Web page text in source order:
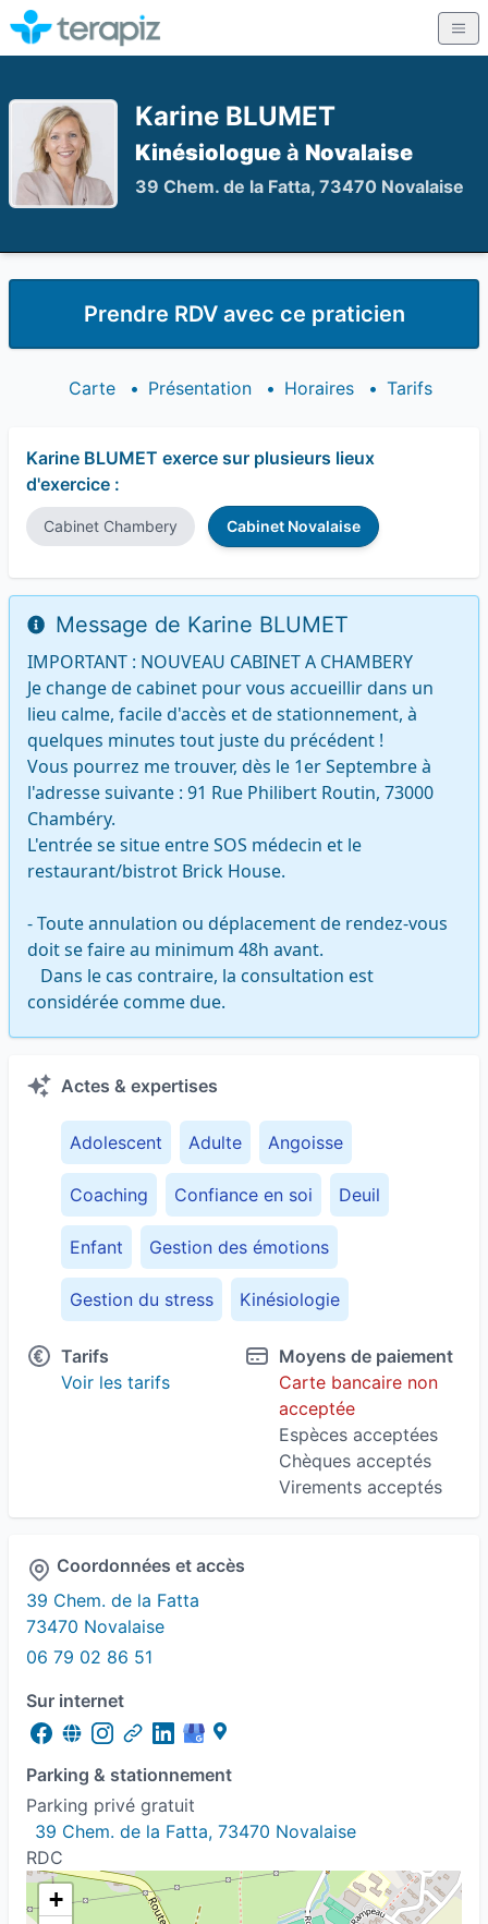
Karine BLUMET
Kinésiologue à Novalaise
39 Chem. de la Fatta, 73470 Novalaise
Prendre RDV avec ce praticien
Carte • Présentation • Horaires • Tarifs
Karine BLUMET exerce sur plusieurs lieux
d'exercice :
Cabinet Chambery Cabinet Novalaise
Message de Karine BLUMET
IMPORTANT : NOUVEAU CABINET A CHAMBERY
Je change de cabinet pour vous accueillir dans un
lieu calme, facile d'accès et de stationnement, à
quelques minutes tout juste du précédent !
Vous pourrez me trouver, dès le 1er Septembre à
l'adresse suivante : 91 Rue Philibert Routin, 73000
Chambéry.
L'entrée se situe entre SOS médecin et le
restaurant/bistrot Brick House.
- Toute annulation ou déplacement de rendez-vous
doit se faire au minimum 48h avant.
considérée comme due.
Actes & expertises
Adolescent Adulte Angoisse
Coaching Confiance en soi Deuil
Enfant Gestion des émotions
Gestion du stress Kinésiologie
Tarifs
Voir les tarifs
Moyens de paiement
Carte bancaire non
acceptée
Espèces acceptées
Chèques acceptés
Virements acceptés
Coordonnées et accès
39 Chem. de la Fatta
73470 Novalaise
06 79 02 86 51
Sur internet
Parking & stationnement
Parking privé gratuit
39 Chem. de la Fatta, 73470 Novalaise
RDC
+